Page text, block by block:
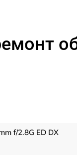
f/2.8G ED DX